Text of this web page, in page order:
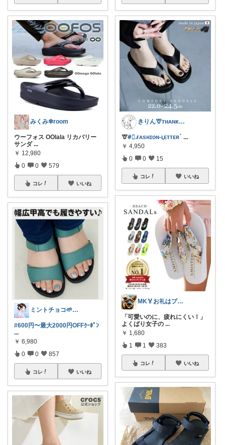
みくみ❇room
ウーフォス OOlala リカバリー
サンダ ...
￥ 12,980
0 0 579
コレ いいね
ミントチョコ🌱いつもありがとう
#600円〜最大2000円OFFｸｰﾎﾟﾝ
...
￥ 6,980
0 0 857
コレ いいね
きりん🦒ᴛʜᴀɴᴋs ᴀʟᴡᴀʏs.
🦒#⃞ᱹғᴀsʜɪᴏɴ-݀ʟᴇᴛᴛᴇʀॱ ...
￥ 4,950
0 0 15
コレ いいね
MK🏅お礼はプロフで
「可愛いのに、疲れにくい！」
よくばり女子の ...
￥ 1,680
1 1 383
コレ いいね